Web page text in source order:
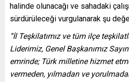
halinde olunacağı ve sahadaki
sürdürüleceği vurgulanarak şu
“İl Teşkilatımız ve tüm ilçe
Liderimiz, Genel Başkanımız
emrinde; Türk milletine hizmet
vermeden, yılmadan ve